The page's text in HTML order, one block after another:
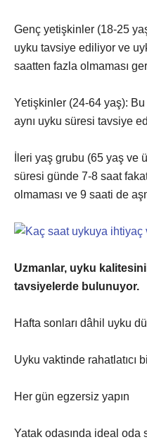
Genç yetişkinler (18-25
uyku tavsiye ediliyor ve
saatten fazla olmaması
Yetişkinler (24-64 yaş):
aynı uyku süresi tavsiye
İleri yaş grubu (65 yaş ve
süresi günde 7-8 saat
olmaması ve 9 saati de
Uzmanlar, uyku
tavsiyelerde bulunuyor.
Hafta sonları dâhil uyku
Uyku vaktinde rahatlatıcı
Her gün egzersiz yapın
Yatak odasında ideal oda